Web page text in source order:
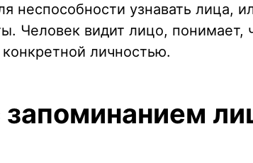
неспособности узнавать лица,
Человек видит лицо, понимает,
личностью.